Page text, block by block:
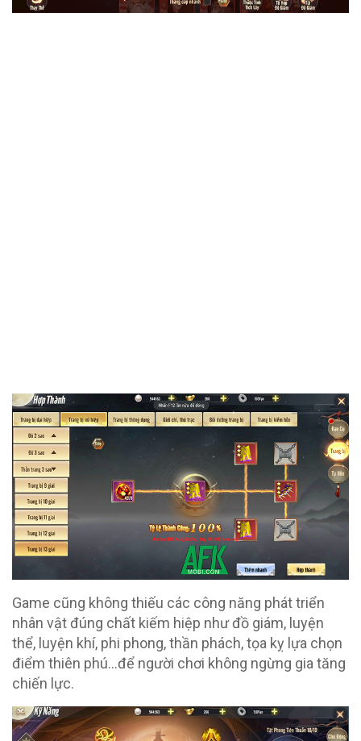
Game cũng không thiếu các công năng phát triển
nhân vật đúng chất kiếm hiệp như đồ giám, luyện
thể, luyện khí, phi phong, thần phách, tọa kỵ lựa chọn
điểm thiên phú…để người chơi không ngừng gia tăng
chiến lực.